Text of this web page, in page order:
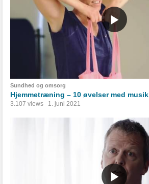
Sundhed og omsorg
Hjemmetræning – 10 øvelser med musik
3.107 views 1. juni 2021